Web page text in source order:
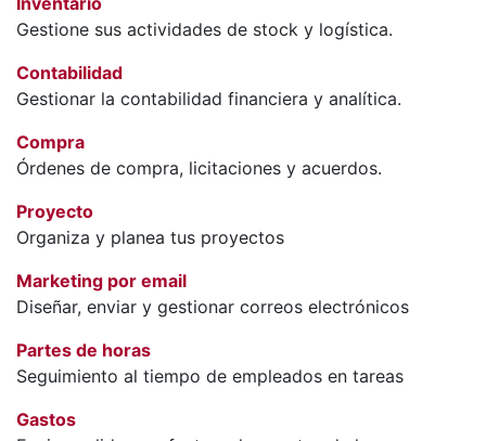
Gestione sus actividades de stock y logística.
Contabilidad
Gestionar la contabilidad financiera y analítica.
Compra
Órdenes de compra, licitaciones y acuerdos.
Proyecto
Organiza y planea tus proyectos
Marketing por email
Diseñar, enviar y gestionar correos electrónicos
Partes de horas
Seguimiento al tiempo de empleados en tareas
Gastos